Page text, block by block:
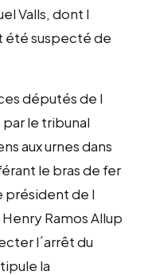
Valls, dont l
été suspecté de
députés de l
le tribunal
aux urnes dans
le bras de fer
président de l
Ramos Allup
l´arrêt du
la